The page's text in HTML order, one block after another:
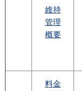
維持
管理
概要
料金